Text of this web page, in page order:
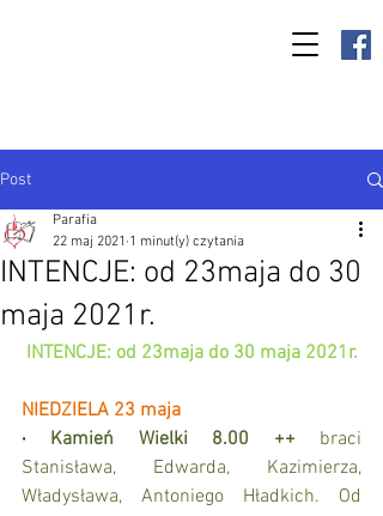
Post
INTENCJE: od 23maja do 30
maja 2021r.
Parafia
22 maj 2021 1 minut(y) czytania
INTENCJE: od 23maja do 30 maja 2021r.
NIEDZIELA 23 maja
·
Kamień Wielki 8.00 ++ braci
Stanisława, Edwarda, Kazimierza,
Władysława, Antoniego Hładkich. Od